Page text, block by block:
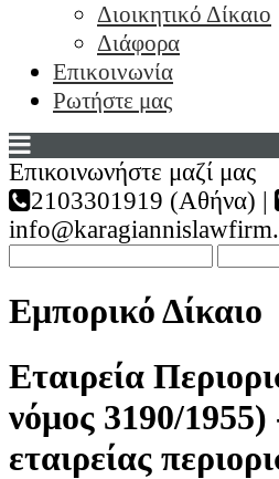
Διοικητικό Δίκαιο
Διάφορα
Επικοινωνία
Ρωτήστε μας
Επικοινωνήστε μαζί μας
2103301919 (Αθήνα) |
Εμπορικό Δίκαιο
Εταιρεία
νόμος 3190/
εταιρείας